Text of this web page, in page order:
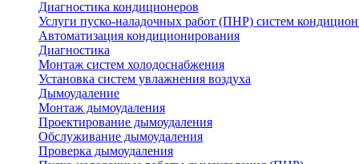
Диагностика кондиционеров
Услуги пуско-наладочных работ (ПНР) систем
Автоматизация кондиционирования
Диагностика
Монтаж систем холодоснабжения
Установка систем увлажнения воздуха
Дымоудаление
Монтаж дымоудаления
Проектирование дымоудаления
Обслуживание дымоудаления
Проверка дымоудаления